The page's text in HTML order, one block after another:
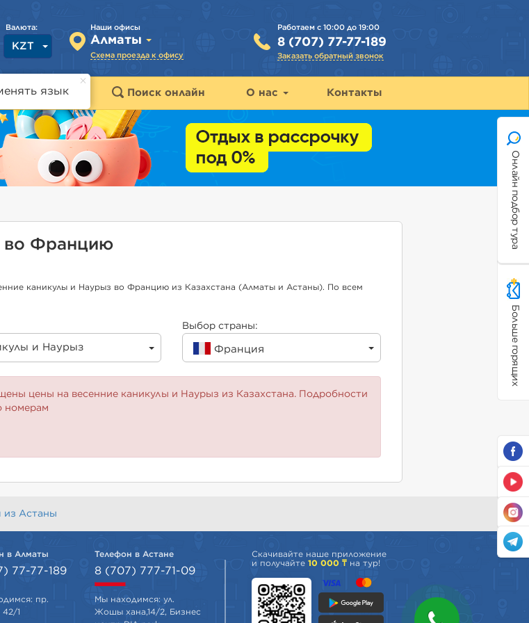
Работаем с 10:00 до 19:00
8 (707) 77-77-189
Заказать обратный звонок
Наши офисы
Алматы
Схема проезда к офису
Валюта:
KZT
язык
туры Поиск онлайн О нас Контакты
Онлайн подбор тура
Больше горящих
во Францию
каникулы и Наурыз во Францию из Казахстана (Алматы и Астаны). По всем
и Наурыз
Выбор страны:
Франция
цены на весенние каникулы и Наурыз из Казахстана. Подробности
номерам
из Астаны
в Алматы
77-77-189
пр.
1
Телефон в Астане
8 (707) 777-71-09
Мы находимся: ул.
Жошы хана,14/2, Бизнес
Скачивайте наше приложение
и получайте10 000 ₸ на тур!